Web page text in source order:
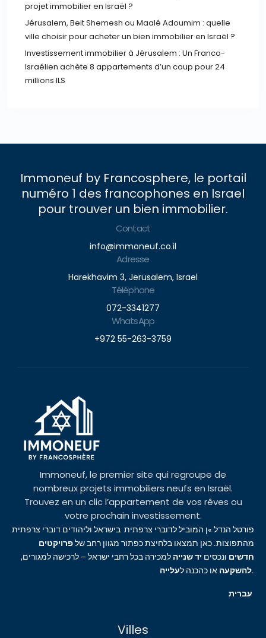
projet immobilier en Israël ?
Jérusalem, Beit Shemesh ou Maalé Adoumim : quelle
ville choisir pour acheter un bien immobilier en Israël ?
Investissement immobilier à Jérusalem : Un Franco-
Israélien achète 8 appartements d’un coup pour 24
millions ILS
Immoneuf by Francosphere, le portail
numéro 1 des francophones en Israel
pour trouver un bien immobilier.
Contact
info@immoneuf.co.il
Adresse
Harekhavim 3, Jerusalem, Israel
Téléphone
072-3341277
WhatsApp
+972 55-263-3759
Immoneuf, le premier site qui regroupe de
nombreux projets immobiliers neufs en Israël.
Trouvez en un clic l’appartement de vos rêves ou
votre prochain investissement.
פורטל הנדל »ן המוביל לדוברי צרפתית בישראל וליהודים דוברי צרפתית
מהתפוצות. כאן תמצאו בלחיצת כפתור מגוון רחב שלפרויקטים
חדשים ונכסים יד שנייה למכירה בכל רחבי ישראל – לרכישה למגורים,
להשקעה או כהכנה לעלייה .
Villes